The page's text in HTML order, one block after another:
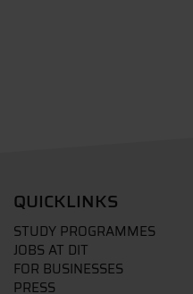
QUICKLINKS
STUDY PROGRAMMES
JOBS AT DIT
FOR BUSINESSES
PRESS